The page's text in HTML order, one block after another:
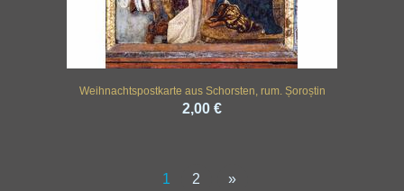
Weihnachtspostkarte aus Schorsten, rum. Șoroștin
2,00 €
1 2 »